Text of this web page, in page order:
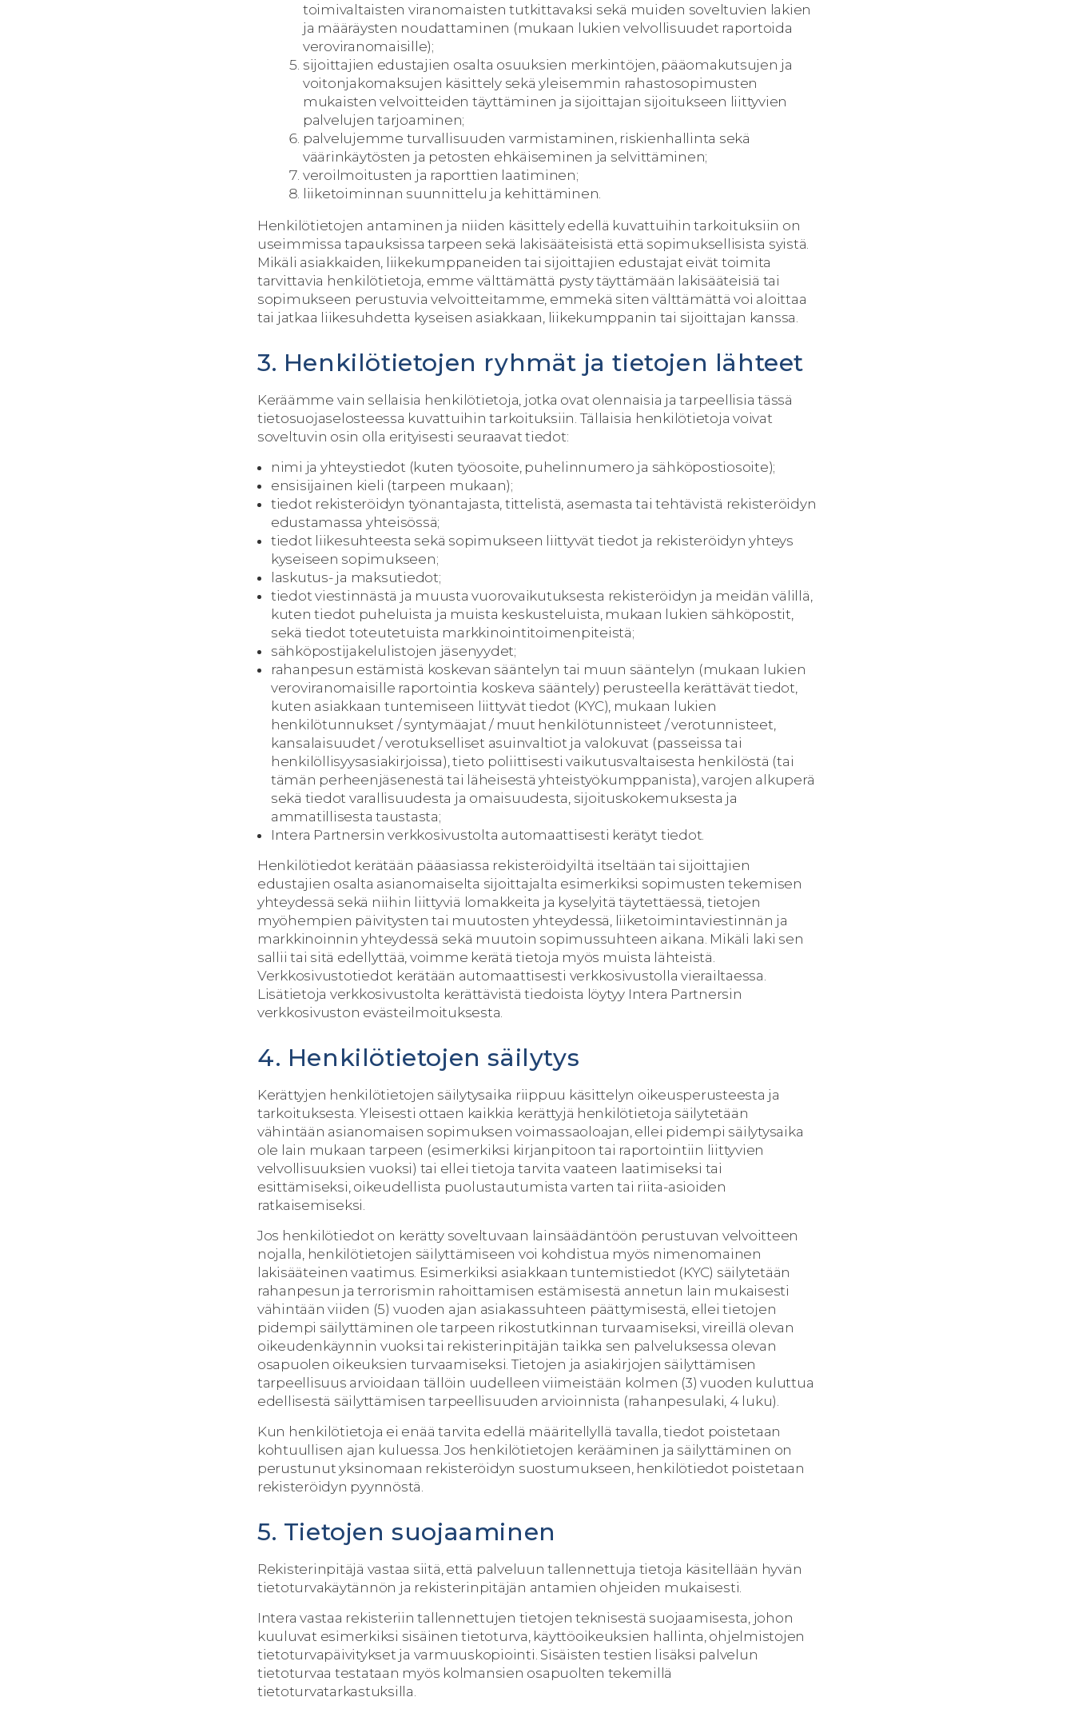
toimivaltaisten viranomaisten tutkittavaksi sekä muiden soveltuvien lakien
ja määräysten noudattaminen (mukaan lukien velvollisuudet raportoida
veroviranomaisille);
sijoittajien edustajien osalta osuuksien merkintöjen, pääomakutsujen ja
voitonjakomaksujen käsittely sekä yleisemmin rahastosopimusten
mukaisten velvoitteiden täyttäminen ja sijoittajan sijoitukseen liittyvien
palvelujen tarjoaminen;
palvelujemme turvallisuuden varmistaminen, riskienhallinta sekä
väärinkäytösten ja petosten ehkäiseminen ja selvittäminen;
veroilmoitusten ja raporttien laatiminen;
liiketoiminnan suunnittelu ja kehittäminen.
Henkilötietojen antaminen ja niiden käsittely edellä kuvattuihin tarkoituksiin on
useimmissa tapauksissa tarpeen sekä lakisääteisistä että sopimuksellisista syistä.
Mikäli asiakkaiden, liikekumppaneiden tai sijoittajien edustajat eivät toimita
tarvittavia henkilötietoja, emme välttämättä pysty täyttämään lakisääteisiä tai
sopimukseen perustuvia velvoitteitamme, emmekä siten välttämättä voi aloittaa
tai jatkaa liikesuhdetta kyseisen asiakkaan, liikekumppanin tai sijoittajan kanssa.
3. Henkilötietojen ryhmät ja tietojen lähteet
Keräämme vain sellaisia henkilötietoja, jotka ovat olennaisia ja tarpeellisia tässä
tietosuojaselosteessa kuvattuihin tarkoituksiin. Tällaisia henkilötietoja voivat
soveltuvin osin olla erityisesti seuraavat tiedot:
nimi ja yhteystiedot (kuten työosoite, puhelinnumero ja sähköpostiosoite);
ensisijainen kieli (tarpeen mukaan);
tiedot rekisteröidyn työnantajasta, tittelistä, asemasta tai tehtävistä rekisteröidyn
edustamassa yhteisössä;
tiedot liikesuhteesta sekä sopimukseen liittyvät tiedot ja rekisteröidyn yhteys
kyseiseen sopimukseen;
laskutus- ja maksutiedot;
tiedot viestinnästä ja muusta vuorovaikutuksesta rekisteröidyn ja meidän välillä,
kuten tiedot puheluista ja muista keskusteluista, mukaan lukien sähköpostit,
sekä tiedot toteutetuista markkinointitoimenpiteistä;
sähköpostijakelulistojen jäsenyydet;
rahanpesun estämistä koskevan sääntelyn tai muun sääntelyn (mukaan lukien
veroviranomaisille raportointia koskeva sääntely) perusteella kerättävät tiedot,
kuten asiakkaan tuntemiseen liittyvät tiedot (KYC), mukaan lukien
henkilötunnukset / syntymäajat / muut henkilötunnisteet / verotunnisteet,
kansalaisuudet / verotukselliset asuinvaltiot ja valokuvat (passeissa tai
henkilöllisyysasiakirjoissa), tieto poliittisesti vaikutusvaltaisesta henkilöstä (tai
tämän perheenjäsenestä tai läheisestä yhteistyökumppanista), varojen alkuperä
sekä tiedot varallisuudesta ja omaisuudesta, sijoituskokemuksesta ja
ammatillisesta taustasta;
Intera Partnersin verkkosivustolta automaattisesti kerätyt tiedot.
Henkilötiedot kerätään pääasiassa rekisteröidyiltä itseltään tai sijoittajien
edustajien osalta asianomaiselta sijoittajalta esimerkiksi sopimusten tekemisen
yhteydessä sekä niihin liittyviä lomakkeita ja kyselyitä täytettäessä, tietojen
myöhempien päivitysten tai muutosten yhteydessä, liiketoimintaviestinnän ja
markkinoinnin yhteydessä sekä muutoin sopimussuhteen aikana. Mikäli laki sen
sallii tai sitä edellyttää, voimme kerätä tietoja myös muista lähteistä.
Verkkosivustotiedot kerätään automaattisesti verkkosivustolla vierailtaessa.
Lisätietoja verkkosivustolta kerättävistä tiedoista löytyy Intera Partnersin
verkkosivuston evästeilmoituksesta.
4. Henkilötietojen säilytys
Kerättyjen henkilötietojen säilytysaika riippuu käsittelyn oikeusperusteesta ja
tarkoituksesta. Yleisesti ottaen kaikkia kerättyjä henkilötietoja säilytetään
vähintään asianomaisen sopimuksen voimassaoloajan, ellei pidempi säilytysaika
ole lain mukaan tarpeen (esimerkiksi kirjanpitoon tai raportointiin liittyvien
velvollisuuksien vuoksi) tai ellei tietoja tarvita vaateen laatimiseksi tai
esittämiseksi, oikeudellista puolustautumista varten tai riita-asioiden
ratkaisemiseksi.
Jos henkilötiedot on kerätty soveltuvaan lainsäädäntöön perustuvan velvoitteen
nojalla, henkilötietojen säilyttämiseen voi kohdistua myös nimenomainen
lakisääteinen vaatimus. Esimerkiksi asiakkaan tuntemistiedot (KYC) säilytetään
rahanpesun ja terrorismin rahoittamisen estämisestä annetun lain mukaisesti
vähintään viiden (5) vuoden ajan asiakassuhteen päättymisestä, ellei tietojen
pidempi säilyttäminen ole tarpeen rikostutkinnan turvaamiseksi, vireillä olevan
oikeudenkäynnin vuoksi tai rekisterinpitäjän taikka sen palveluksessa olevan
osapuolen oikeuksien turvaamiseksi. Tietojen ja asiakirjojen säilyttämisen
tarpeellisuus arvioidaan tällöin uudelleen viimeistään kolmen (3) vuoden kuluttua
edellisestä säilyttämisen tarpeellisuuden arvioinnista (rahanpesulaki, 4 luku).
Kun henkilötietoja ei enää tarvita edellä määritellyllä tavalla, tiedot poistetaan
kohtuullisen ajan kuluessa. Jos henkilötietojen kerääminen ja säilyttäminen on
perustunut yksinomaan rekisteröidyn suostumukseen, henkilötiedot poistetaan
rekisteröidyn pyynnöstä.
5. Tietojen suojaaminen
Rekisterinpitäjä vastaa siitä, että palveluun tallennettuja tietoja käsitellään hyvän
tietoturvakäytännön ja rekisterinpitäjän antamien ohjeiden mukaisesti.
Intera vastaa rekisteriin tallennettujen tietojen teknisestä suojaamisesta, johon
kuuluvat esimerkiksi sisäinen tietoturva, käyttöoikeuksien hallinta, ohjelmistojen
tietoturvapäivitykset ja varmuuskopiointi. Sisäisten testien lisäksi palvelun
tietoturvaa testataan myös kolmansien osapuolten tekemillä
tietoturvatarkastuksilla.